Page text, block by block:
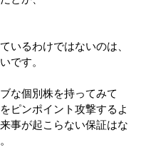
いるわけではないのは、
です。
な個別株を持ってみて
ピンポイント攻撃するよ
事が起こらない保証はな